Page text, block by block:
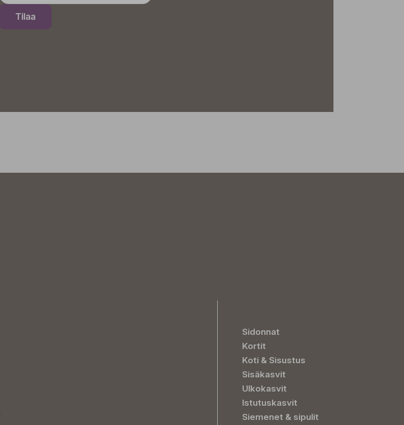
Tilaa
Sidonnat
Kortit
Koti & Sisustus
Sisäkasvit
Ulkokasvit
Istutuskasvit
Siemenet & sipulit